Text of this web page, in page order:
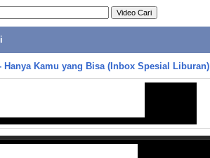
Hanya Kamu yang Bisa (Inbox Spesial Liburan)